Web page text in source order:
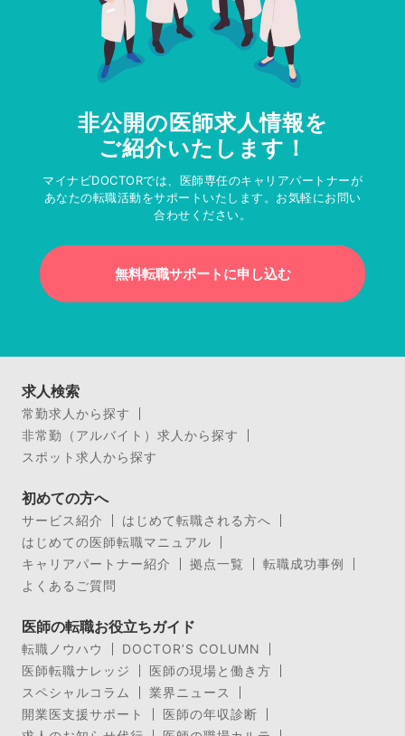
非公開の医師求人情報を
ご紹介いたします！
マイナビDOCTORでは、医師専任のキャリアパートナーが
あなたの転職活動をサポートいたします。お気軽にお問い
合わせください。
無料転職サポートに申し込む
求人検索
常勤求人から探す
非常勤（アルバイト）求人から探す
スポット求人から探す
初めての方へ
サービス紹介
はじめて転職される方へ
はじめての医師転職マニュアル
キャリアパートナー紹介
拠点一覧
転職成功事例
よくあるご質問
医師の転職お役立ちガイド
転職ノウハウ
DOCTOR’S COLUMN
医師転職ナレッジ
医師の現場と働き方
スペシャルコラム
業界ニュース
開業医支援サポート
医師の年収診断